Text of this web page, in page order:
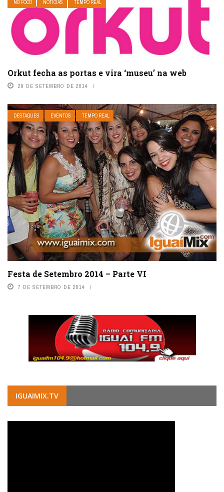
NO FOCO NOTÍCIAS TEMPO REAL
Orkut fecha as portas e vira ‘museu’ na web
29 DE SETEMBRO DE 2014
DESTAQUES EVENTOS TEMPO REAL
Festa de Setembro 2014 – Parte VI
7 DE SETEMBRO DE 2014
IGUAIMIX.TV